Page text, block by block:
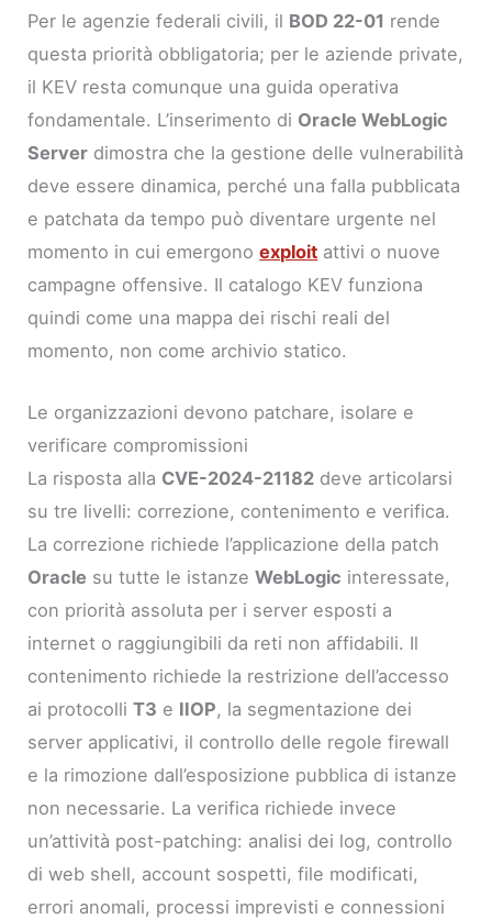
Per le agenzie federali civili, il BOD 22-01 rende
questa priorità obbligatoria; per le aziende private,
il KEV resta comunque una guida operativa
fondamentale. L’inserimento di Oracle WebLogic
Server dimostra che la gestione delle vulnerabilità
deve essere dinamica, perché una falla pubblicata
e patchata da tempo può diventare urgente nel
momento in cui emergonoexploit attivi o nuove
campagne offensive. Il catalogo KEV funziona
quindi come una mappa dei rischi reali del
momento, non come archivio statico.
Le organizzazioni devono patchare, isolare e
verificare compromissioni
La risposta alla CVE-2024-21182 deve articolarsi
su tre livelli: correzione, contenimento e verifica.
La correzione richiede l’applicazione della patch
Oracle su tutte le istanzeWebLogic interessate,
con priorità assoluta per i server esposti a
internet o raggiungibili da reti non affidabili. Il
contenimento richiede la restrizione dell’accesso
ai protocolliT3 e IIOP, la segmentazione dei
server applicativi, il controllo delle regole firewall
e la rimozione dall’esposizione pubblica di istanze
non necessarie. La verifica richiede invece
un’attività post-patching: analisi dei log, controllo
di web shell, account sospetti, file modificati,
errori anomali, processi imprevisti e connessioni